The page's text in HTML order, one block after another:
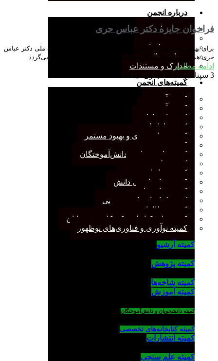
درباره انجمن
معرفی انجمن
صورت‌جلسات
همیاری مالی
مدارک و مستندات
کمیته‌های انجمن
کمیته آرشیو
کمیته آموزش
کمیته انتشارات
کمیته بازاریابی
کمیته برنامه‌ریزی و بهبود مستمر
کمیته پژوهش
کمیته دانشجویان و دانش‌آموختگان
کمیته علم سنجی
کمیته روابط عمومی
کمیته سازماندهی دانش
کمیته شاخه‌ها
کمیته کتابخانه‌های تخصصی
کمیته مطالعات صنفی
کمیته ملی کتابداری کودکان و نوجوانان
کمیته نوآوری و فناوری‌های نوظهور
کمیته آرشیو
کمیته پژوهش
کمیته شاخه‌ها
کمیته آموزش
کمیته دانشجویان و دانش‌آموختگان
کمیته کتابخانه‌های تخصصی
کمیته انتشارات
کمیته علم سنجی
فراخوان جایزه دکتر عباس حری
برای بهترین اثر نظری در حوزه علوم اطلاعات اولین دوره جایزه ملی دکتر عباس
حری همزمان با دومین کنگره متخصصان علوم اطلاعات برگزار می‌گردد.
ادامه مطلب
3 سپتامبر 2016